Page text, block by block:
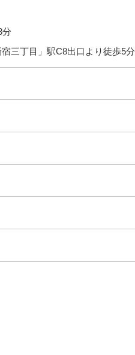
分
三丁目」駅C8出口より徒歩5分